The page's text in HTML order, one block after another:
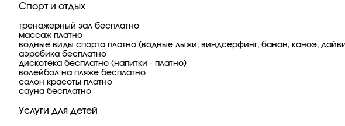
Спорт и отдых
тренажерный зал бесплатно
массаж платно
водные виды спорта платно (водные лыжи, виндсерфинг, банан, каноэ,
аэробика бесплатно
дискотека бесплатно (напитки - платно)
волейбол на пляже бесплатно
салон красоты платно
сауна бесплатно
Услуги для детей